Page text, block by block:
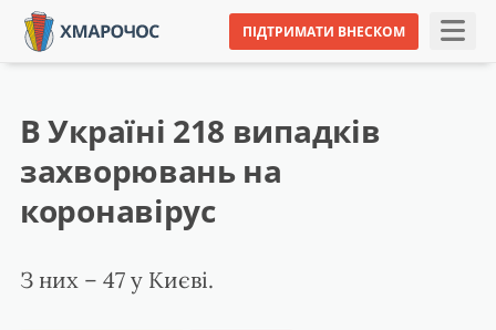
ПІДТРИМАТИ ВНЕСКОМ
В Україні 218 випадків
захворювань на
коронавірус
З них – 47 у Києві.